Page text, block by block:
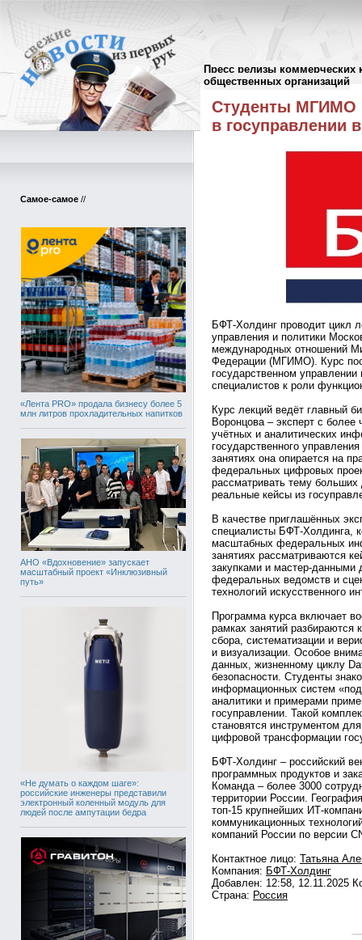
Пресс релизы коммерческих
общественных организаций
Самое-самое //
«Лента PRO» продала бизнесу более 5
млн литров прохладительных напитков
АНО «Вдохновение» запускает
масштабный проект «Инклюзивный
путь»
«Не думать о каждом шаге»:
российские инженеры представили
электронный коленный модуль для
людей после ампутации бедра
Пресс-релизы//
Студенты МГИМО
в госуправлении
БФТ-Холдинг проводит цикл
управления и политики
международных отношений
Федерации (МГИМО). Курс
государственном
специалистов к роли
Курс лекций ведёт главный
Воронцова – эксперт с
учётных и аналитических
государственного
занятиях она опирается на
федеральных цифровых
рассматривать тему больших
реальные кейсы из
В качестве приглашённых
специалисты БФТ-Холдинга,
масштабных федеральных
занятиях рассматриваются
закупками и мастер-данными
федеральных ведомств и
технологий искусственного
Программа курса включает
рамках занятий
сбора, систематизации и
и визуализации. Особое
данных, жизненному циклу
безопасности. Студенты
информационных систем
аналитики и примерами
госуправлении. Такой
становятся инструментом
цифровой трансформации
БФТ-Холдинг – российский
программных продуктов и
Команда – более 3000
территории России.
топ-15 крупнейших ИТ-
коммуникационных
компаний России по версии
Контактное лицо: Татьяна
Компания: БФТ-Холдинг
Добавлен: 12:58, 12.11.2025
Страна: Россия